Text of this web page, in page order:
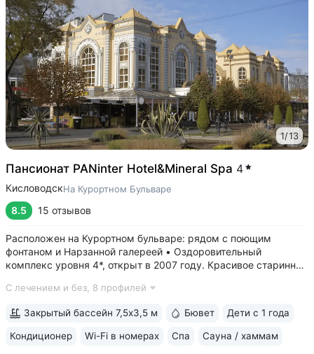
1/13
Пансионат PANinter Hotel&Mineral Spa 4
КисловодскНа Курортном Бульваре
8.5 15 отзывов
Расположен на Курортном бульваре: рядом с поющим
фонтаном и Нарзанной галереей • Оздоровительный
комплекс уровня 4*, открыт в 2007 году. Красивое старинное
с видом на главную улицу города. Во всех номерах:
С лечением и без, 8 профилей
Закрытый бассейн 7,5х3,5 м Бювет Дети с 1 года
Кондиционер Wi-Fi в номерах Спа Сауна / хаммам